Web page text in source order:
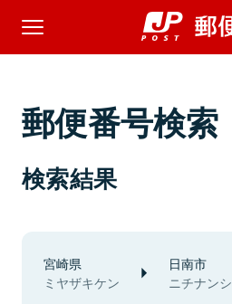
郵便番号検索
検索結果
宮崎県
ミヤザキケン
日南市
ニチナンシ